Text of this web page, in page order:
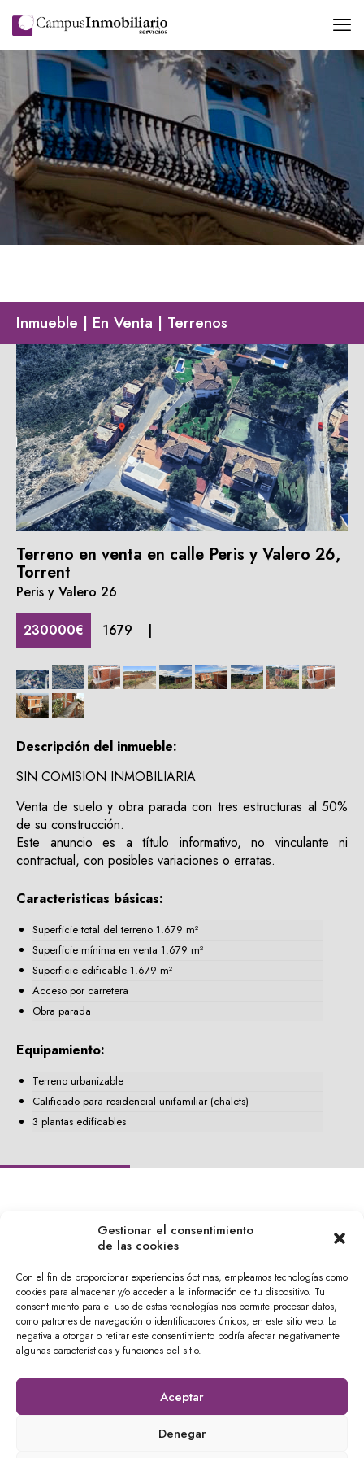
Gestionar el consentimiento
de las cookies
Con el fin de proporcionar experiencias óptimas, empleamos tecnologías como
cookies para almacenar y/o acceder a la información de tu dispositivo. Tu
consentimiento para el uso de estas tecnologías nos permite procesar datos,
como patrones de navegación o identificadores únicos, en este sitio web. La
negativa a otorgar o retirar este consentimiento podría afectar negativamente
algunas características y funciones del sitio.
Aceptar
Denegar
Inmueble | En Venta | Terrenos
Terreno en venta en calle Peris y Valero 26,
Torrent
Peris y Valero 26
230000€ 1679 |
Descripción del inmueble:
SIN COMISION INMOBILIARIA
Venta de suelo y obra parada con tres estructuras al 50%
de su construcción.
Este anuncio es a título informativo, no vinculante ni
contractual, con posibles variaciones o erratas.
Caracteristicas básicas:
Superficie total del terreno 1.679 m²
Superficie mínima en venta 1.679 m²
Superficie edificable 1.679 m²
Acceso por carretera
Obra parada
Equipamiento:
Terreno urbanizable
Calificado para residencial unifamiliar (chalets)
3 plantas edificables
CampusInmobiliario
Calle Tírig, 4, Benimaclet,
46020 València, España
610 04 24 29
info@campusinmobiliario.es